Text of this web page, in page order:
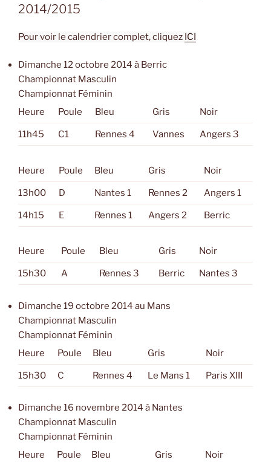
2014/2015
Pour voir le calendrier complet, cliquez ICI
Dimanche 12 octobre 2014 à Berric
Championnat Masculin
Championnat Féminin
Heure
Poule Bleu Gris Noir
11h45 C1 Rennes 4 Vannes Angers 3
Heure Poule Bleu Gris Noir
13h00 D Nantes 1 Rennes 2 Angers 1
14h15 E Rennes 1 Angers 2 Berric
Heure Poule Bleu Gris Noir
15h30 A Rennes 3 Berric Nantes 3
Dimanche 19 octobre 2014 au Mans
Championnat Masculin
Championnat Féminin
Heure
Poule Bleu Gris Noir
15h30 C Rennes 4 Le Mans 1 Paris XIII
Dimanche 16 novembre 2014 à Nantes
Championnat Masculin
Championnat Féminin
Heure
Poule Bleu Gris Noir